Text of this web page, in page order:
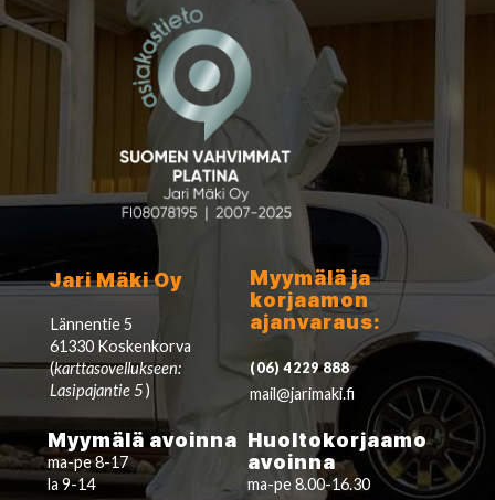
Jari Mäki Oy
Lännentie 5
61330 Koskenkorva
(karttasovellukseen:
Lasipajantie 5)
Myymälä ja
korjaamon
ajanvaraus:
(06) 4229 888
mail@jarimaki.fi
Myymälä avoinna
ma-pe 8-17
la 9-14
Huoltokorjaamo
avoinna
ma-pe 8.00-16.30